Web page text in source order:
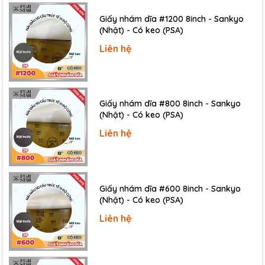
Có chức năng đo điện trở, thông mạnh, điện áp AC
và DC
Bạn có thể sử dụng thiết bị để đo được nhiều loại đại
lượng điện khác nhau, như điện trở, thông mạnh,
điện áp xoay chiều và một chiều.
Giấy nhám dĩa #1200 8inch - Sankyo
(Nhật) - Có keo (PSA)
Liên hệ
Giấy nhám dĩa #800 8inch - Sankyo
(Nhật) - Có keo (PSA)
Liên hệ
Giấy nhám dĩa #600 8inch - Sankyo
(Nhật) - Có keo (PSA)
Liên hệ